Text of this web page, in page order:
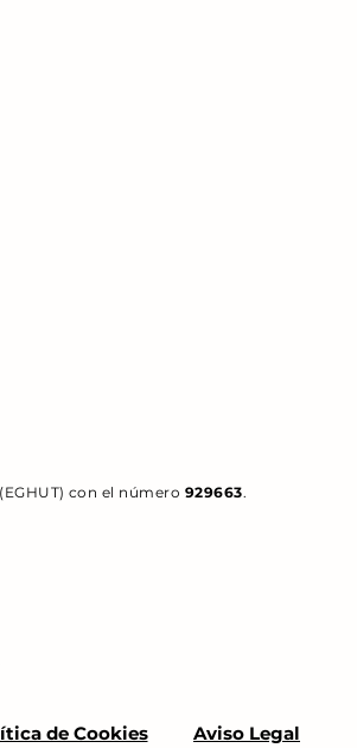
con el número 929663.
de Cookies Aviso Legal